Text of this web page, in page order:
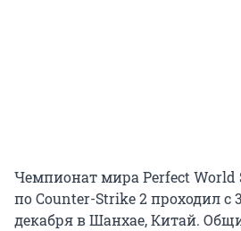
Чемпионат мира Perfect World
по Counter-Strike 2 проходил с
декабря в Шанхае, Китай.